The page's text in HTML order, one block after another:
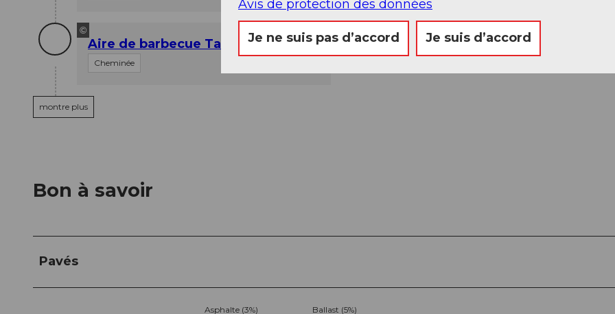
©
Aire de barbecue Tannensee
Cheminée
montre plus
Bon à savoir
Pavés
Asphalte (3%) Ballast (5%)
Avis de protection des données
Je ne suis pas d’accord Je suis d’accord